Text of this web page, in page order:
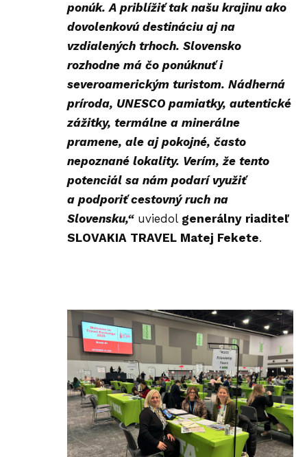
ponúk. A priblížiť tak našu krajinu ako
dovolenkovú destináciu aj na
vzdialených trhoch. Slovensko
rozhodne má čo ponúknuť i
severoamerickým turistom. Nádherná
príroda, UNESCO pamiatky, autentické
zážitky, termálne a minerálne
pramene, ale aj pokojné, často
nepoznané lokality. Verím, že tento
potenciál sa nám podarí využiť
a podporiť cestovný ruch na
Slovensku,“uviedol generálny riaditeľ
SLOVAKIA TRAVEL Matej Fekete.